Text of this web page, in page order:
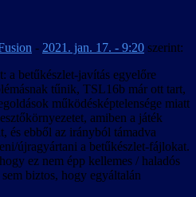
- 2021. jan. 17. - 9:20 szerint:
a betűkészlet-javítás egyelőre
tűnik, TSL16b már ott tart,
működésképtelensége miatt
amiben a játék
és ebből az irányból támadva
újragyártani a betűkészlet-fájlokat.
ez nem épp kellemes / haladós
biztos, hogy egyáltalán